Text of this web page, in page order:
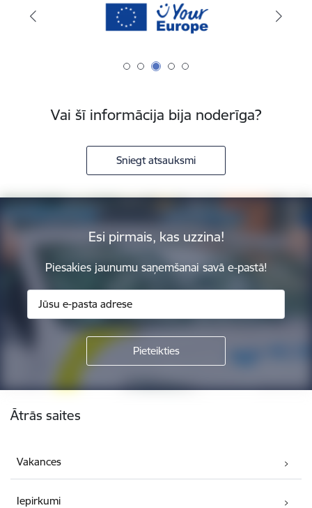
Vai šī informācija bija noderīga?
Sniegt atsauksmi
Esi pirmais, kas uzzina!
Piesakies jaunumu saņemšanai savā e-pastā!
Ātrās saites
Vakances
Iepirkumi